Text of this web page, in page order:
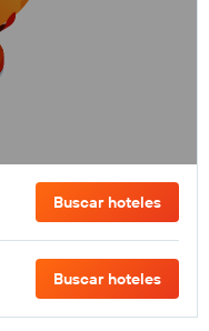
Buscar hoteles
Buscar hoteles